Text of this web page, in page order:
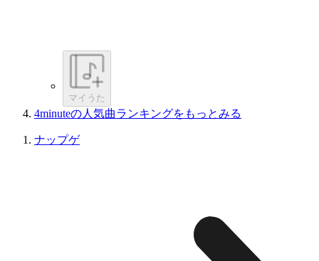
マイうた
4minuteの人気曲ランキングをもっとみる
ナップゲ